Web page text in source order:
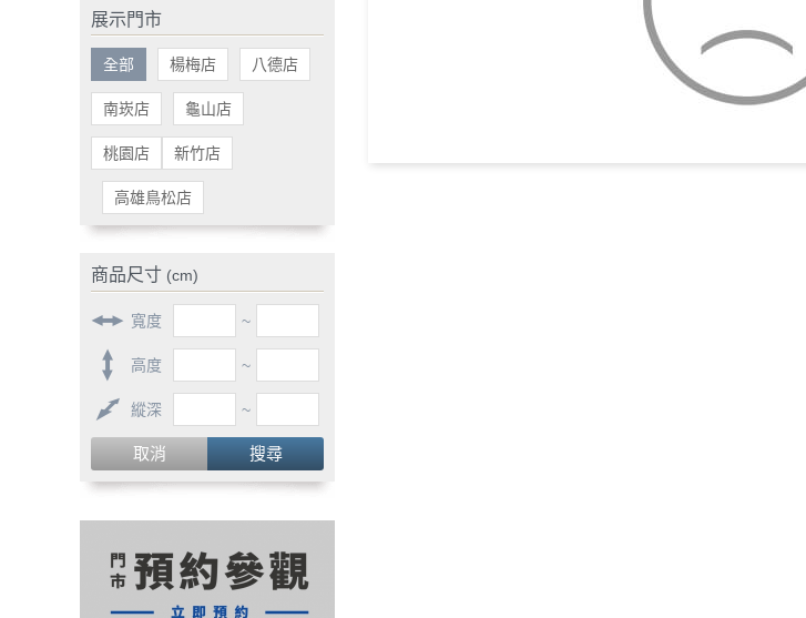
展示門市
全部 楊梅店 八德店
南崁店 龜山店
桃園店 新竹店
高雄鳥松店
商品尺寸 (cm)
寬度 ~
高度 ~
縱深 ~
取消 搜尋